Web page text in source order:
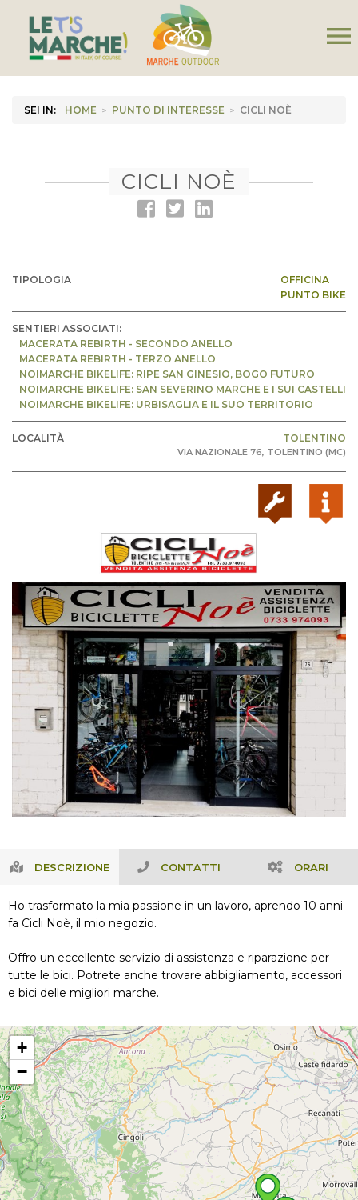
menu
SEI IN: HOME > PUNTO DI INTERESSE > CICLI NOÈ
CICLI NOÈ
TIPOLOGIA
OFFICINA
PUNTO BIKE
SENTIERI ASSOCIATI:
MACERATA REBIRTH - SECONDO ANELLO
MACERATA REBIRTH - TERZO ANELLO
NOIMARCHE BIKELIFE: RIPE SAN GINESIO, BOGO FUTURO
NOIMARCHE BIKELIFE: SAN SEVERINO MARCHE E I SUI CASTELLI
NOIMARCHE BIKELIFE: URBISAGLIA E IL SUO TERRITORIO
LOCALITÀ TOLENTINO
VIA NAZIONALE 76, TOLENTINO (MC)
DESCRIZIONE CONTATTI ORARI
Ho trasformato la mia passione in un lavoro, aprendo 10 anni
fa Cicli Noè, il mio negozio.
Offro un eccellente servizio di assistenza e riparazione per
tutte le bici. Potrete anche trovare abbigliamento, accessori
e bici delle migliori marche.
+
−